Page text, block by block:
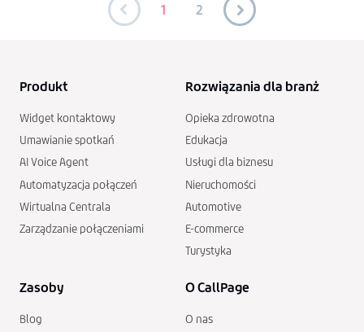
1 2
Produkt
Widget kontaktowy
Umawianie spotkań
AI Voice Agent
Automatyzacja połączeń
Wirtualna Centrala
Zarządzanie połączeniami
Rozwiązania dla branż
Opieka zdrowotna
Edukacja
Usługi dla biznesu
Nieruchomości
Automotive
E-commerce
Turystyka
Zasoby
Blog
O CallPage
O nas